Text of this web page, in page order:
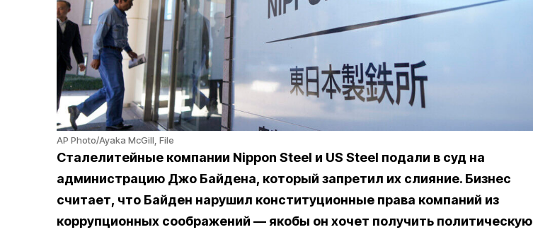
AP Photo/Ayaka McGill, File
Сталелитейные компании Nippon Steel и US Steel подали в суд на
администрацию Джо Байдена, который запретил их слияние. Бизнес
считает, что Байден нарушил конституционные права компаний из
коррупционных соображений — якобы он хочет получить политическую